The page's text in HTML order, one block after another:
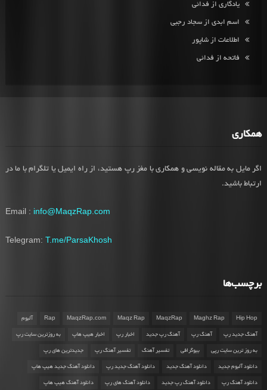
یادگاری از فدائی
اسم ابدی از سجاد رجبی
اطلاعات از شاپور
فاتحه از فدائی
همکاری
اگر مایل به مقاله نویسی و همکاری با مغز رپ هستید، از راه ایمیل یا تلگرام با ما در
ارتباط باشید.
Email : info@MaqzRap.com
Telegram: T.me/ParsaKhosh
برچسب‌ها
Hip Hop
Maghz Rap
MaqzRap
Maqz Rap
MaqzRap.com
Rap آلبوم
آهنگ جدید رپ آهنگ رپ آهنگ رپ جدید اخبار رپ اخبار هیپ هاپ به روزترین سایت رپ
به روز ترین سایت رپی بیوگرافی تفسیر آهنگ تفسیر آهنگ رپ جدیدترین های رپ
دانلود آلبوم جدید دانلود آهنگ جدید دانلود آهنگ جدید رپ دانلود آهنگ جدید هیپ هاپ
دانلود آهنگ رپ دانلود آهنگ رپ جدید دانلود آهنگ های رپ دانلود آهنگ هیپ هاپ